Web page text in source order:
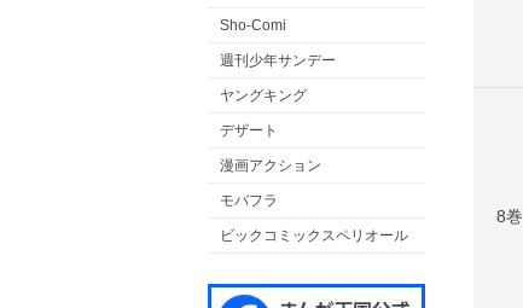
Sho-Comi
週刊少年サンデー
ヤングキング
デザート
漫画アクション
モバフラ
ビックコミックスペリオール
8巻